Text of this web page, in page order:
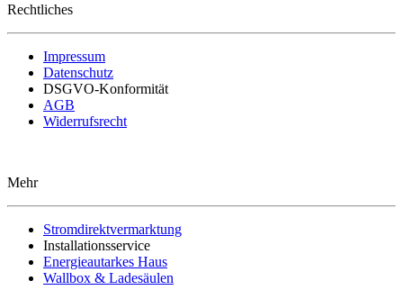
Rechtliches
Impressum
Datenschutz
DSGVO-Konformität
AGB
Widerrufsrecht
Mehr
Stromdirektvermarktung
Installationsservice
Energieautarkes Haus
Wallbox & Ladesäulen